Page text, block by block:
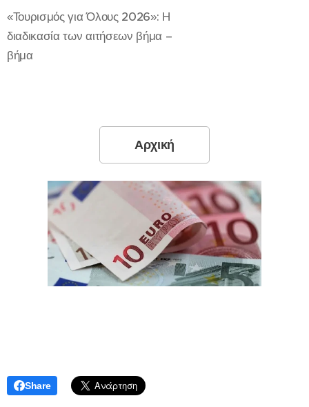
«Τουρισμός για Όλους 2026»: Η
διαδικασία των αιτήσεων βήμα –
βήμα
Αρχική
Share